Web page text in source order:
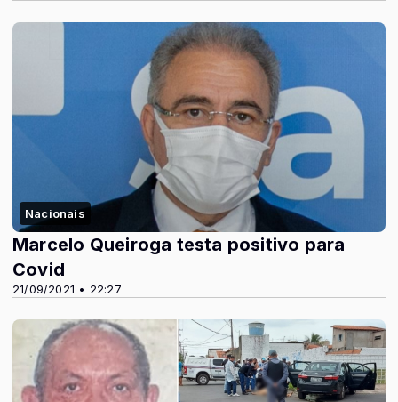
Nacionais
21/09/2021 • 22:27
Marcelo Queiroga testa positivo para
Covid